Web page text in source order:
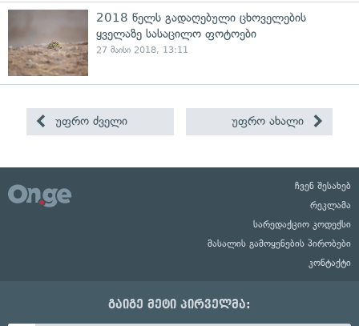
2018 წელს გადაღებული ცხოველების
ყველაზე სასაცილო ფოტოები
27 მაისი 2018, 13:11
უფრო ძველი უფრო ახალი
ჩვენ შესახებ
რეკლამა
სარედაქციო კოდექსი
მასალის გამოყენების პირობები
კონტაქტი
გაიგე მეტი პირველმა: